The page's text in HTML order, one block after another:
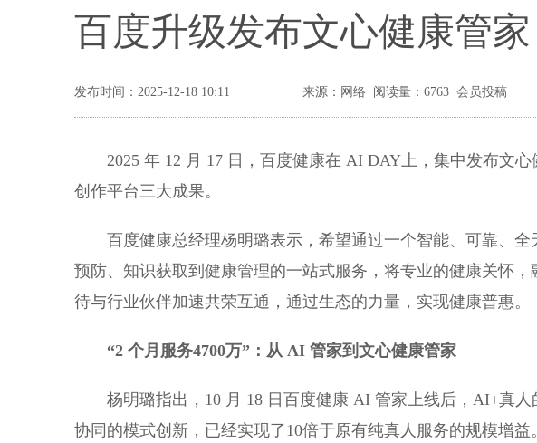
百度升级发布文心健康管
发布时间：2025-12-18 10:11 来源：网络 阅读量：6763 会员投稿
2025 年 12 月 17 日，百度健康在 AI DAY上，集中发布文
创作平台三大成果。
百度健康总经理杨明璐表示，希望通过一个智能、可靠、
预防、知识获取到健康管理的一站式服务，将专业的健康关怀
待与行业伙伴加速共荣互通，通过生态的力量，实现健康普惠。
“2 个月服务4700万”：从 AI 管家到文心健康管家
杨明璐指出，10 月 18 日百度健康 AI 管家上线后，AI+真
协同的模式创新，已经实现了10倍于原有纯真人服务的规模增